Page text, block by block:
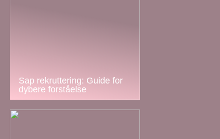
Sap rekruttering: Guide for
dybere forståelse